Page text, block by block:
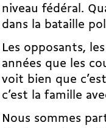
niveau fédéral.
dans la bataille
Les opposants,
années que les
voit bien que
c’est la famille
Nous sommes